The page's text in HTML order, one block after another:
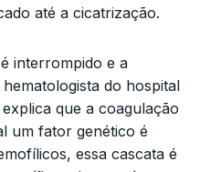
até a cicatrização.
interrompido e a
do hospital
que a coagulação
um fator genético é
essa cascata é